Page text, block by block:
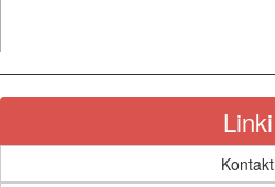
sprężarki
Linki
Kontakt